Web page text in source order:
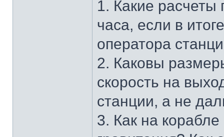
1. Какие
часа, если в
оператора
2. Каковы
скорость на
станции, а не
3. Как на корабле